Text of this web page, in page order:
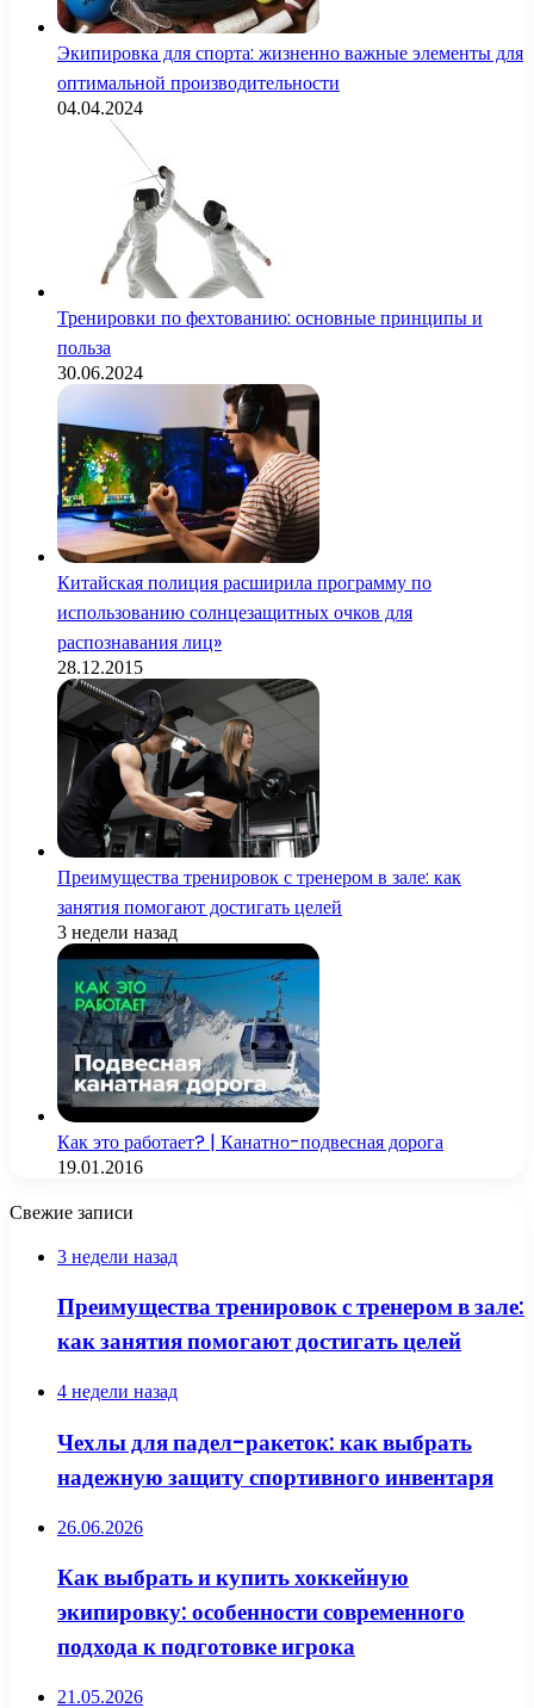
Экипировка для спорта: жизненно важные элементы для
оптимальной производительности
04.04.2024
Тренировки по фехтованию: основные принципы и
польза
30.06.2024
Китайская полиция расширила программу по
использованию солнцезащитных очков для
распознавания лиц»
28.12.2015
Преимущества тренировок с тренером в зале: как
занятия помогают достигать целей
3 недели назад
Как это работает? | Канатно-подвесная дорога
19.01.2016
Свежие записи
3 недели назад
Преимущества тренировок с тренером в зале:
как занятия помогают достигать целей
4 недели назад
Чехлы для падел-ракеток: как выбрать
надежную защиту спортивного инвентаря
26.06.2026
Как выбрать и купить хоккейную
экипировку: особенности современного
подхода к подготовке игрока
21.05.2026